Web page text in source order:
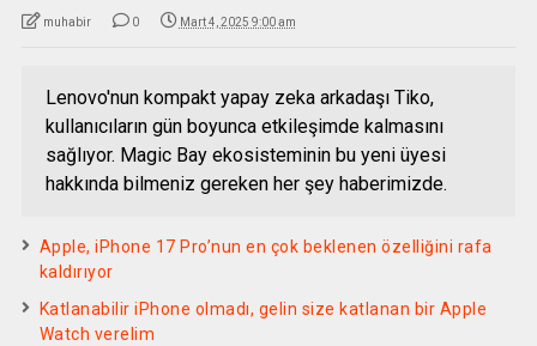
muhabir 0 Mart 4, 2025 9:00 am
Lenovo'nun kompakt yapay zeka arkadaşı Tiko,
kullanıcıların gün boyunca etkileşimde kalmasını
sağlıyor. Magic Bay ekosisteminin bu yeni üyesi
hakkında bilmeniz gereken her şey haberimizde.
Apple, iPhone 17 Pro’nun en çok beklenen özelliğini rafa
kaldırıyor
Katlanabilir iPhone olmadı, gelin size katlanan bir Apple
Watch verelim